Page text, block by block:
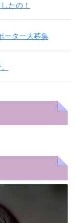
たの！
ーター大募集